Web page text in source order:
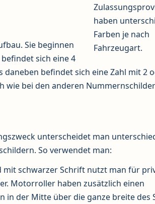
haben
Farben je nach
Fahrzeugart.
Sie beginnen
sich eine 4
daneben befindet sich eine Zahl mit 2
wie bei den anderen
unterscheidet man
So verwendet man:
schwarzer Schrift nutzt man für
Motorroller haben zusätzlich einen
in der Mitte über die ganze breite des